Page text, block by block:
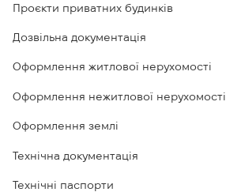
Проєкти приватних будинків
Дозвільна документація
Оформлення житлової нерухомості
Оформлення нежитлової нерухомості
Оформлення землі
Технічна документація
Технічні паспорти